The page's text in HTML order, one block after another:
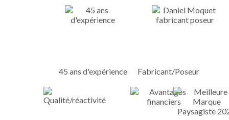
45 ans d'expérience Fabricant/Poseur